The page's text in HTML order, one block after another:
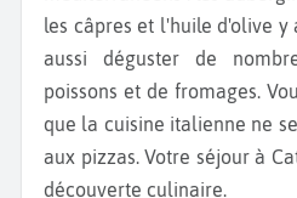
les câpres et l'huile d'olive y
aussi déguster de
poissons et de fromages.
que la cuisine italienne ne
aux pizzas. Votre séjour à
découverte culinaire.